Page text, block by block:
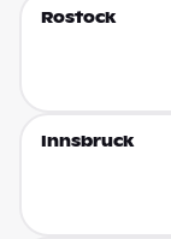
Rostock
Innsbruck